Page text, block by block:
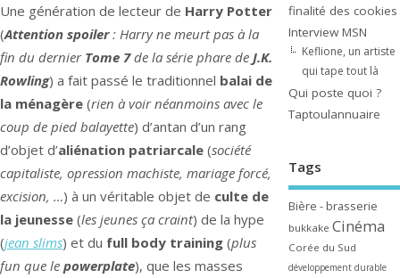
Une génération de lecteur de Harry Potter
(Attention spoiler: Harry ne meurt pas à la
fin du dernier Tome 7de la série phare de J.K.
Rowling) a fait passé le traditionnel balai de
la ménagère (rien à voir néanmoins avec le
coup de pied balayette) d’antan d’un rang
d’objet d’aliénation patriarcale (société
capitaliste, opression machiste, mariage forcé,
excision, …) à un véritable objet de culte de
la jeunesse (les jeunes ça craint) de la hype
(jean slims) et du full body training (plus
fun que le powerplate), que les masses
finalité des cookies
Interview MSN
Keflione, un artiste
qui tape tout là
Qui poste quoi ?
Taptoulannuaire
Tags
Bière - brasserie
bukkake Cinéma
Corée du Sud
développement durable